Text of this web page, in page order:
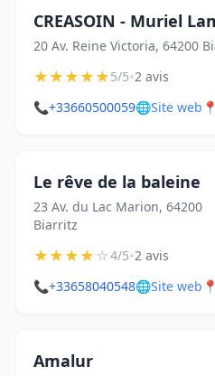
CREASOIN - Muriel
20 Av. Reine Victoria, 64200
★★★★★5/5•2 avis
📞+33660500059🌐Site web 📍
Le rêve de la baleine
23 Av. du Lac Marion, 64200
Biarritz
★★★★☆4/5•2 avis
📞+33658040548🌐Site web 📍
Amalur